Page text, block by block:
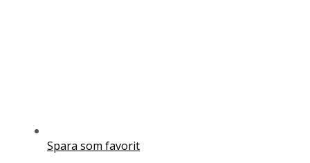
Spara som favorit